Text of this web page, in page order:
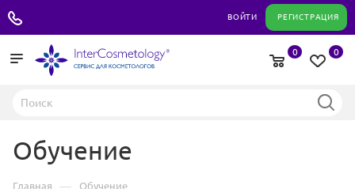
ВОЙТИ РЕГИСТРАЦИЯ
0
0
Обучение
Главная — Обучение